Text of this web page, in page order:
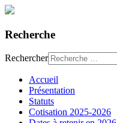
Recherche
Rechercher
Accueil
Présentation
Statuts
Cotisation 2025-2026